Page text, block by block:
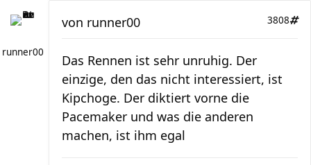
runner00
3808
von runner00
Das Rennen ist sehr unruhig. Der
einzige, den das nicht interessiert, ist
Kipchoge. Der diktiert vorne die
Pacemaker und was die anderen
machen, ist ihm egal